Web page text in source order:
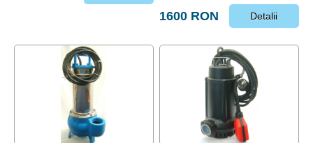
1600 RON Detalii